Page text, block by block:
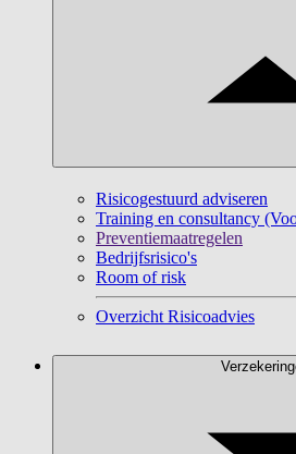
Risicogestuurd adviseren
Training en consultancy
Preventiemaatregelen
Bedrijfsrisico's
Room of risk
Overzicht Risicoadvies